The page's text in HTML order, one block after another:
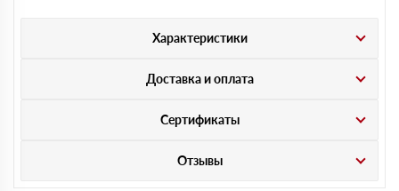
Характеристики
Доставка и оплата
Сертификаты
Отзывы